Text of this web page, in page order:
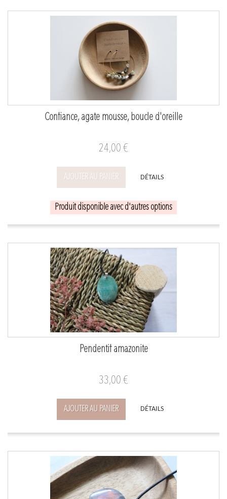
Confiance, agate mousse, boucle d'oreille
24,00 €
AJOUTER AU PANIER DÉTAILS
Produit disponible avec d'autres options
Pendentif amazonite
33,00 €
AJOUTER AU PANIER DÉTAILS